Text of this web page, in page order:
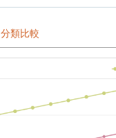
分類比較